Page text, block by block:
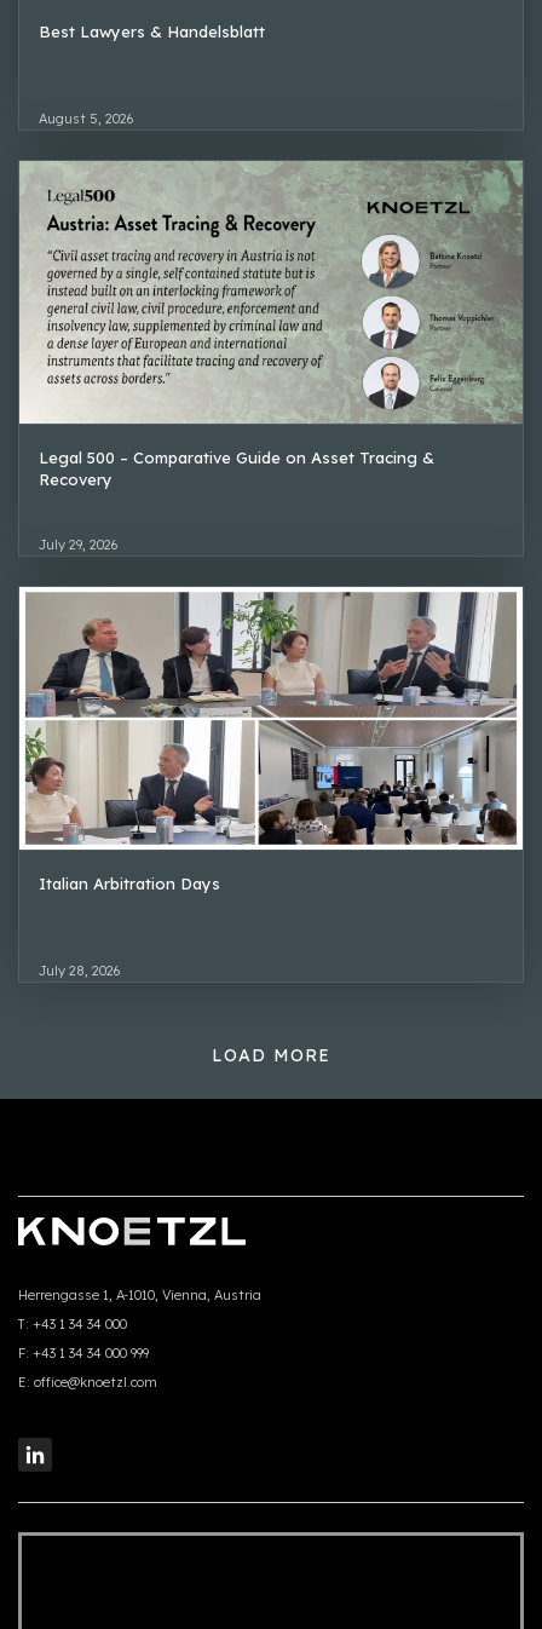
Best Lawyers & Handelsblatt
August 5, 2026
Legal 500 – Comparative Guide on Asset Tracing &
Recovery
July 29, 2026
Italian Arbitration Days
July 28, 2026
LOAD MORE
Herrengasse 1, A-1010, Vienna, Austria
T: +43 1 34 34 000
F: +43 1 34 34 000 999
E: office@knoetzl.com